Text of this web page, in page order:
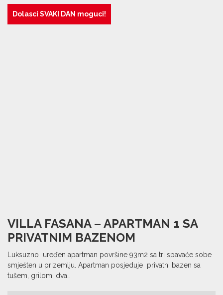
Dolasci SVAKI DAN moguci!
VILLA FASANA – APARTMAN 1 SA
PRIVATNIM BAZENOM
Luksuzno uređen apartman površine 93m2 sa tri spavaće sobe
smješten u prizemlju. Apartman posjeduje privatni bazen sa
tušem, grilom, dva…